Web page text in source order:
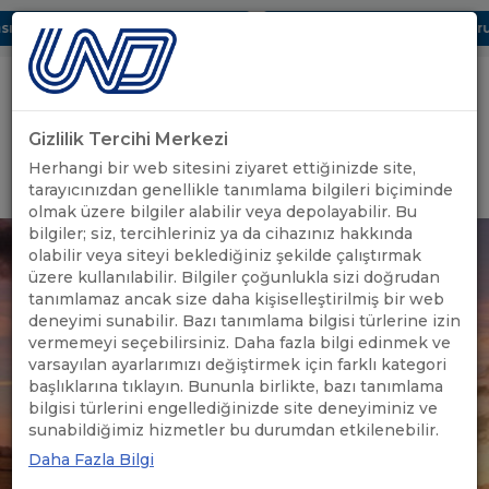
Dijital UBAK Bölümü Hakkında UND, Yunanistan Vize
Uluslararası Nakliyeciler Derneği
GİRİŞ YAP
Gizlilik Tercihi Merkezi
Herhangi bir web sitesini ziyaret ettiğinizde site,
tarayıcınızdan genellikle tanımlama bilgileri biçiminde
olmak üzere bilgiler alabilir veya depolayabilir. Bu
bilgiler; siz, tercihleriniz ya da cihazınız hakkında
olabilir veya siteyi beklediğiniz şekilde çalıştırmak
üzere kullanılabilir. Bilgiler çoğunlukla sizi doğrudan
tanımlamaz ancak size daha kişiselleştirilmiş bir web
deneyimi sunabilir. Bazı tanımlama bilgisi türlerine izin
vermemeyi seçebilirsiniz. Daha fazla bilgi edinmek ve
varsayılan ayarlarımızı değiştirmek için farklı kategori
başlıklarına tıklayın. Bununla birlikte, bazı tanımlama
bilgisi türlerini engellediğinizde site deneyiminiz ve
sunabildiğimiz hizmetler bu durumdan etkilenebilir.
Daha Fazla Bilgi